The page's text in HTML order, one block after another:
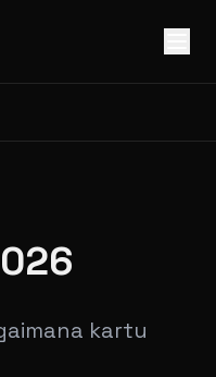
kartu